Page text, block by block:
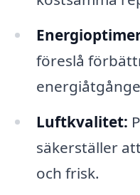
föreslå
Luftkvalitet:
säkerställer
och frisk.